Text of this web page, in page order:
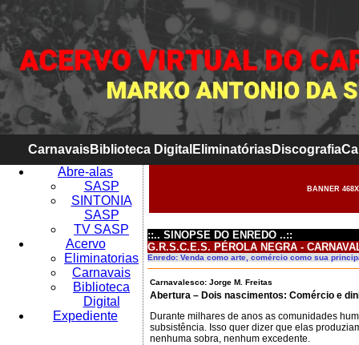
CarnavaisBiblioteca Digital EliminatóriasDiscografia
Abre-alas
SASP
SINTONIA
SASP
TV SASP
Acervo
Eliminatorias
Carnavais
Biblioteca
Digital
Expediente
BANNER
::.. SINOPSE DO ENREDO ..::
G.R.S.C.E.S. PÉROLA NEGRA -
Enredo: Venda como arte, comércio como sua
Carnavalesco: Jorge M. Freitas
Abertura – Dois nascimentos: Comércio e
Durante milhares de anos as comunidades
subsistência. Isso quer dizer que elas
nenhuma sobra, nenhum excedente.